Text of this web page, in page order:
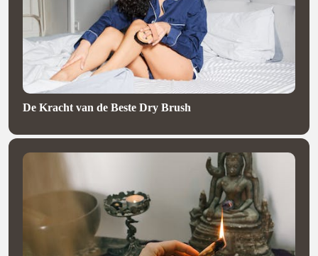
De Kracht van de Beste Dry Brush